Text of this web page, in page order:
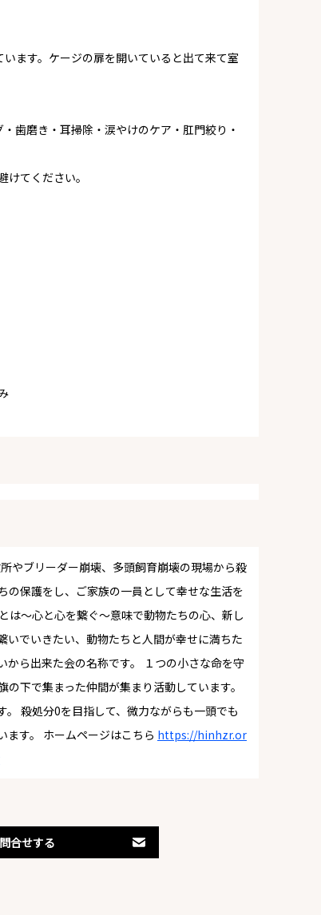
ます。ケージの扉を開いていると出て来て室
歯磨き・耳掃除・涙やけのケア・肛門絞り・
てください。
ブリーダー崩壊、多頭飼育崩壊の現場から殺
の保護をし、ご家族の一員として幸せな生活を
は～心と心を繋ぐ～意味で動物たちの心、新し
いでいきたい、動物たちと人間が幸せに満ちた
ら出来た会の名称です。 １つの小さな命を守
下で集まった仲間が集まり活動しています。
殺処分0を目指して、微力ながらも一頭でも
ます。 ホームページはこちら https://hinhzr.or
合せする